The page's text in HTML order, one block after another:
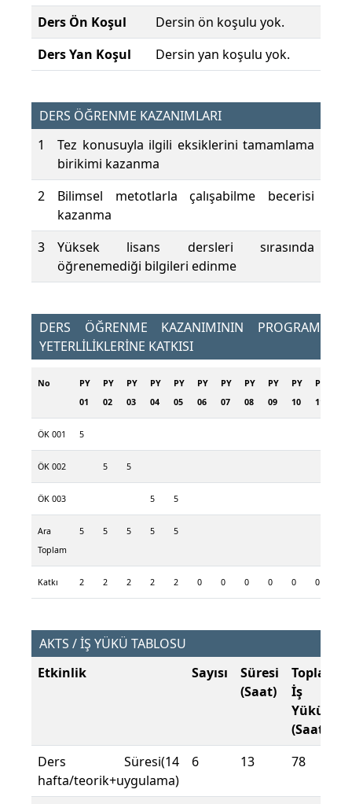
Ders Ön Koşul
Dersin ön koşulu yok.
Ders Yan Koşul
Dersin yan koşulu yok.
DERS ÖĞRENME KAZANIMLARI
1
Tez konusuyla ilgili eksiklerini tamamlama
birikimi kazanma
2
Bilimsel metotlarla çalışabilme becerisi
kazanma
3
Yüksek lisans dersleri sırasında
öğrenemediği bilgileri edinme
DERS ÖĞRENME KAZANIMININ PROGRAM
YETERLİLİKLERİNE KATKISI
No
PY
01
PY
02
PY
03
PY
04
PY
05
PY
06
PY
07
PY
08
PY
09
PY
10
PY
11
ÖK 001 5
ÖK 002 5 5
ÖK 003 5 5
Ara
Toplam
5 5 5 5 5
Katkı 2 2 2 2 2 0 0 0 0 0 0
AKTS / İŞ YÜKÜ TABLOSU
Etkinlik
Sayısı
Süresi
(Saat)
Toplam
İş
Yükü
(Saat)
Ders Süresi(14
hafta/teorik+uygulama)
6 13 78